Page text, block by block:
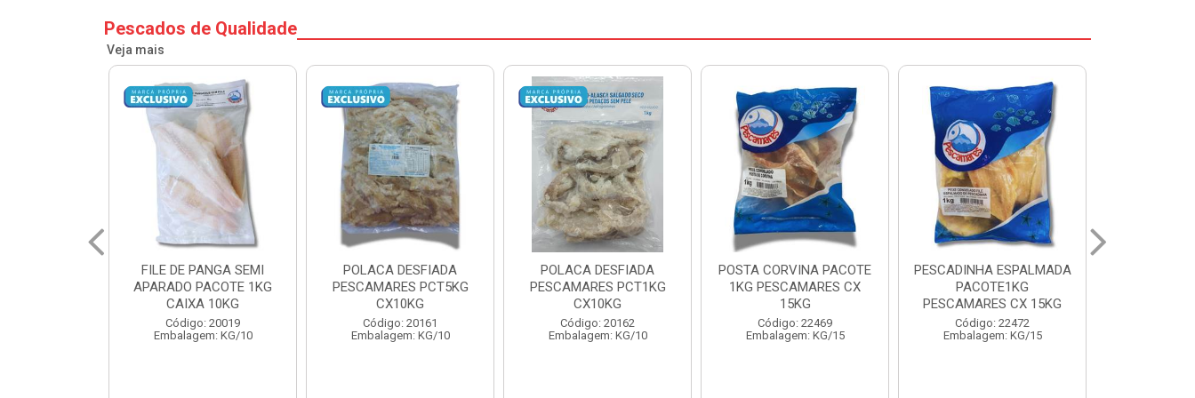
Pescados de Qualidade
Veja mais
POLACA DESFIADA
PESCAMARES PCT5KG
CX10KG
Código: 20161
Embalagem: KG/10
POLACA DESFIADA
PESCAMARES PCT1KG
CX10KG
Código: 20162
Embalagem: KG/10
POSTA CORVINA PACOTE
1KG PESCAMARES CX
15KG
Código: 22469
Embalagem: KG/15
PESCADINHA ESPALMADA
PACOTE1KG
PESCAMARES CX 15KG
Código: 22472
Embalagem: KG/15
FILE DE PANGA PREMIUM
PACOTE 1KG CAIXA 10KG
Código: 20021
Embalagem: KG/10